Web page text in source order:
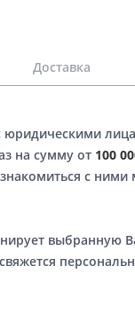
Доставка
юридическими
на сумму от 100
с ними